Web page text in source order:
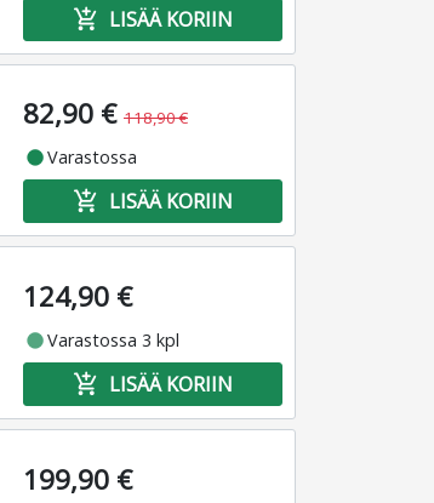
add_shopping_cart LISÄÄ KORIIN
82,90 € 118,90 €
fiber_manual_recordVarastossa
add_shopping_cart LISÄÄ KORIIN
124,90 €
fiber_manual_recordVarastossa 3 kpl
add_shopping_cart LISÄÄ KORIIN
199,90 €